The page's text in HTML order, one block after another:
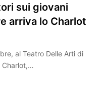
sui giovani
arriva lo Charlot
al Teatro Delle Arti di
Charlot,…